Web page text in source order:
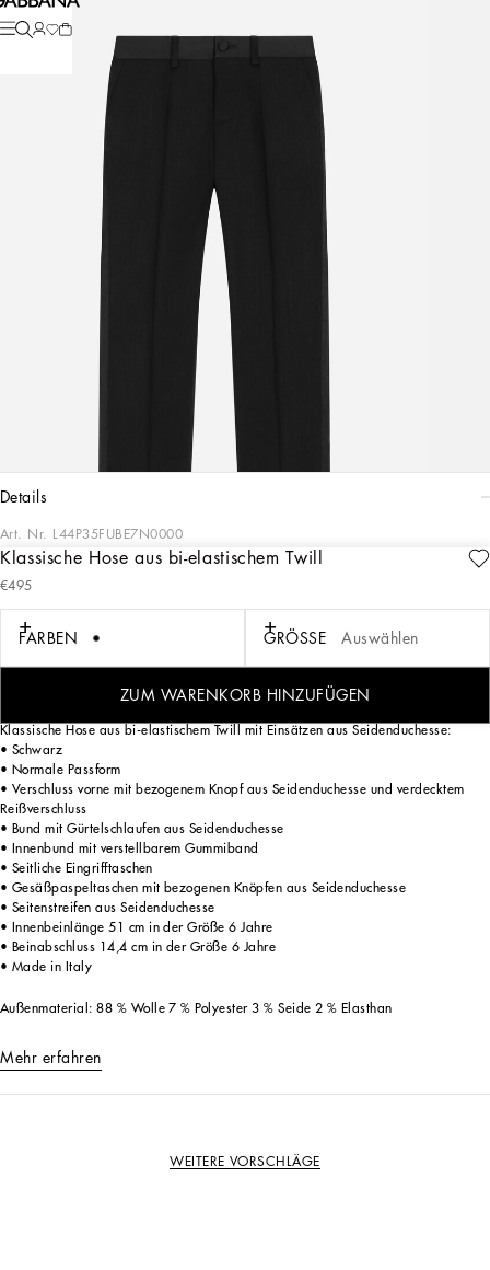
Klassische Hose aus bi-elastischem Twill
FARBEN GRÖSSE Auswählen
€495
ZUM WARENKORB HINZUFÜGEN
details
Art. Nr. L44P35FUBE7N0000
Universen aufeinander: das von Dolce&Gabbana und das der großen Stars des
Goldenen Zeitalters von Hollywood, die für ihre wunderschönen Kleider und
außergewöhnlich glamourösen Looks bewundert wurden. Mit ihren Kreationen von
atemberaubender Optik und Eleganz erfinden sich die Designer neu und bringen
uns zum Träumen – durch eine schillernde Aura, die jedem bei jeder Gelegenheit
eine moderne, unverwechselbare und einzigartige Ausstrahlung verleiht.
Klassische Hose aus bi-elastischem Twill mit Einsätzen aus Seidenduchesse:
• Schwarz
• Normale Passform
• Verschluss vorne mit bezogenem Knopf aus Seidenduchesse und verdecktem
Reißverschluss
• Bund mit Gürtelschlaufen aus Seidenduchesse
• Innenbund mit verstellbarem Gummiband
• Seitliche Eingrifftaschen
• Gesäßpaspeltaschen mit bezogenen Knöpfen aus Seidenduchesse
• Seitenstreifen aus Seidenduchesse
• Innenbeinlänge 51 cm in der Größe 6 Jahre
• Beinabschluss 14,4 cm in der Größe 6 Jahre
• Made in Italy
Außenmaterial: 88 % Wolle 7 % Polyester 3 % Seide 2 % Elasthan
Mehr erfahren
WEITERE VORSCHLÄGE